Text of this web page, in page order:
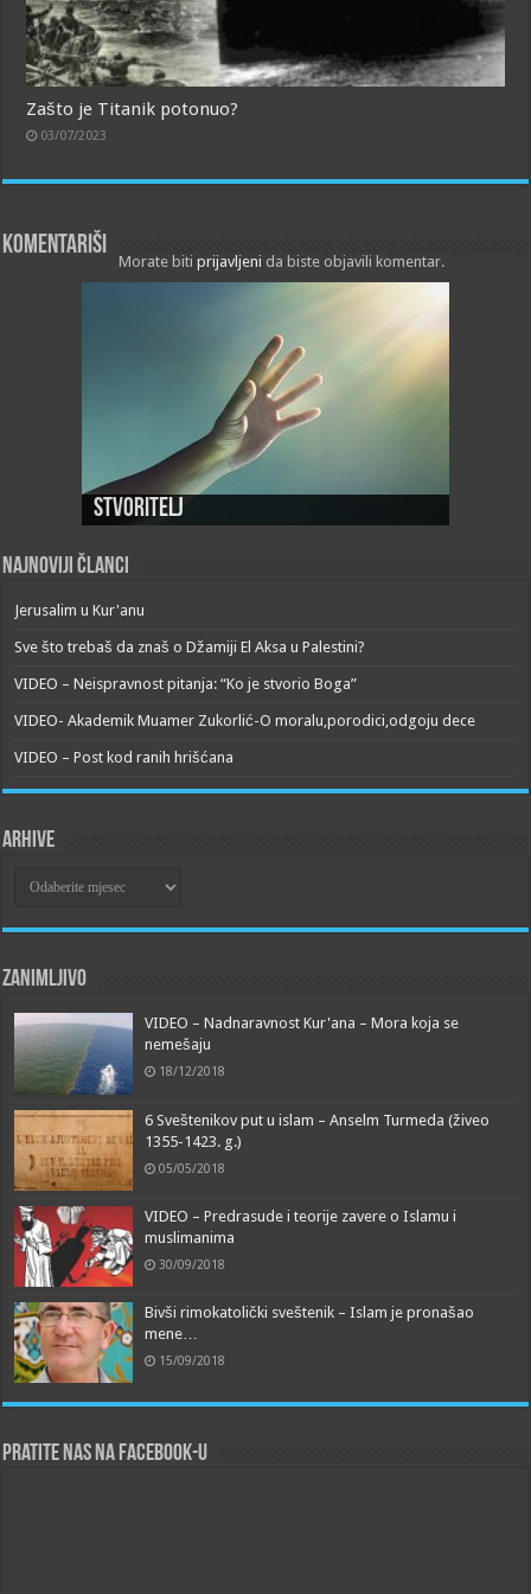
Zašto je Titanik potonuo?
03/07/2023
Komentariši
Morate bitiprijavljeni da biste objavili komentar.
Stvoritelj
Najnoviji članci
Jerusalim u Kur'anu
Sve što trebaš da znaš o Džamiji El Aksa u Palestini?
VIDEO – Neispravnost pitanja: “Ko je stvorio Boga”
VIDEO- Akademik Muamer Zukorlić-O moralu,porodici,odgoju dece
VIDEO – Post kod ranih hrišćana
Arhive
Zanimljivo
VIDEO – Nadnaravnost Kur'ana – Mora koja se
nemešaju
18/12/2018
6 Sveštenikov put u islam – Anselm Turmeda (živeo
1355-1423. g.)
05/05/2018
VIDEO – Predrasude i teorije zavere o Islamu i
muslimanima
30/09/2018
Bivši rimokatolički sveštenik – Islam je pronašao
mene…
15/09/2018
Pratite nas na Facebook-u